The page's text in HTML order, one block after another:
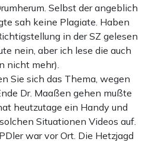
Selbst der angeblich
sah keine Plagiate. Haben
in der SZ gelesen
nein, aber ich lese die auch
nicht mehr).
Sie sich das Thema, wegen
Dr. Maaßen gehen mußte
heutzutage ein Handy und
Situationen Videos auf.
war vor Ort. Die Hetzjagd